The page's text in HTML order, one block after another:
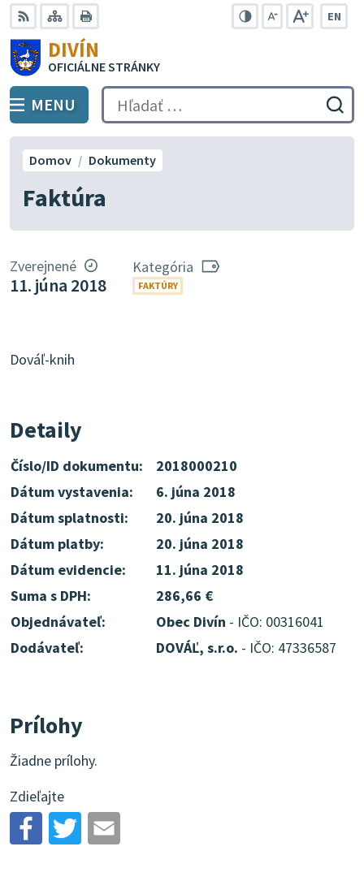
Preskočiť
na
obsah
RSS Mapa
EN
DIVÍN
OFICIÁLNE STRÁNKY
PREPNÚŤ
MENU Hľadať:
Faktúra
Domov Dokumenty
Zverejnené
11. júna 2018
Kategória
FAKTÚRY
Dováľ-knih
Detaily
Číslo/ID dokumentu:
2018000210
Dátum vystavenia:
6. júna 2018
Dátum splatnosti:
20. júna 2018
Dátum platby:
20. júna 2018
Dátum evidencie:
11. júna 2018
Suma s DPH:
286,66 €
Objednávateľ:
Obec Divín - IČO: 00316041
Dodávateľ:
DOVÁĽ, s.r.o. - IČO: 47336587
Prílohy
Žiadne prílohy.
Zdieľajte